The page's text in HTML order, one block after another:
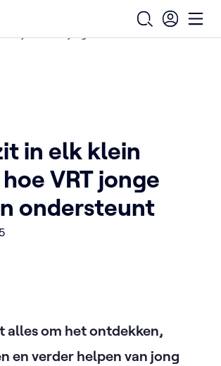
Open
in elk klein
VRT jonge
ondersteunt
alles om het ontdekken,
en verder helpen van jong